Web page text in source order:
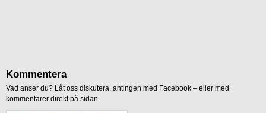
Kommentera
Vad anser du? Låt oss diskutera, antingen med Facebook – eller med
kommentarer direkt på sidan.